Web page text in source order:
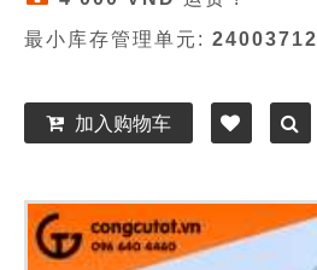
最小库存管理单元: 24003712
加入购物车